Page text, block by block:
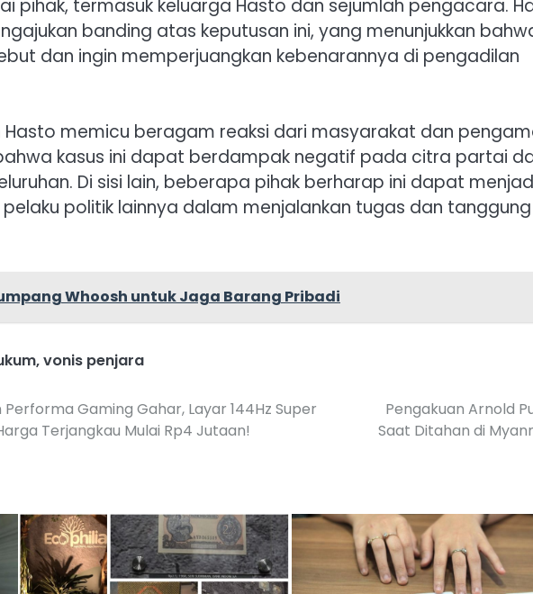
pihak, termasuk keluarga Hasto dan sejumlah pengacara.
banding atas keputusan ini, yang menunjukkan
dan ingin memperjuangkan kebenarannya di pengadilan
Hasto memicu beragam reaksi dari masyarakat dan
kasus ini dapat berdampak negatif pada citra partai
Di sisi lain, beberapa pihak berharap ini dapat
politik lainnya dalam menjalankan tugas dan tanggung
Whoosh untuk Jaga Barang Pribadi
,vonis penjara
Gaming Gahar, Layar 144Hz Super
Terjangkau Mulai Rp4 Jutaan!
Pengakuan Arnold
Saat Ditahan di